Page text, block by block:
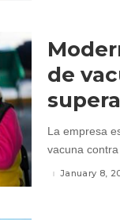
de
La empresa
vacuna contra
January 8,